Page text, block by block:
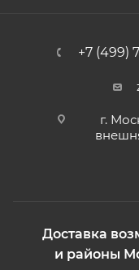
+7 (499)
г.
Доставка
и районы